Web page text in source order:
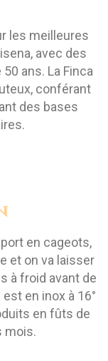
les meilleures
avec des
ans. La Finca
conférant
des bases
en cageots,
et on va laisser
à froid avant de
en inox à 16°
en fûts de
mois.